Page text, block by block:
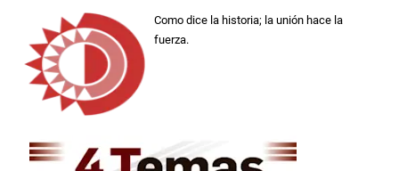
Como dice la historia; la unión hace la
fuerza.